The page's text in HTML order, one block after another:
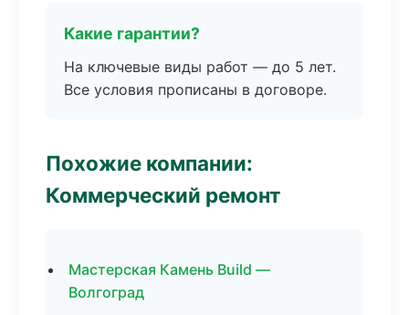
Какие гарантии?
На ключевые виды работ — до 5 лет.
Все условия прописаны в договоре.
Похожие компании:
Коммерческий ремонт
Мастерская Камень Build —
Волгоград